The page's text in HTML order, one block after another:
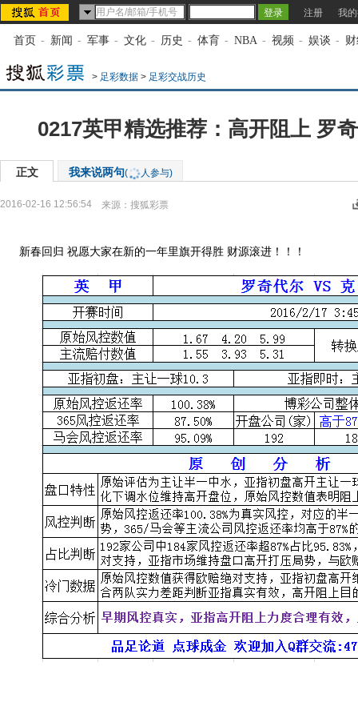
注册 我
首页 - 新闻 - 军事 - 文化 - 历史 - 体育 - NBA - 视频 - 娱谈 -
> 足彩数据 > 足彩交战历史
0217英甲精选推荐：高开阻上 罗
正文 我来说两句( 人参与)
2016-02-16 12:56:54 来源： 搜狐彩票
新春回归 祝愿大家在新的一年里旗开得胜 财源滚进！！！